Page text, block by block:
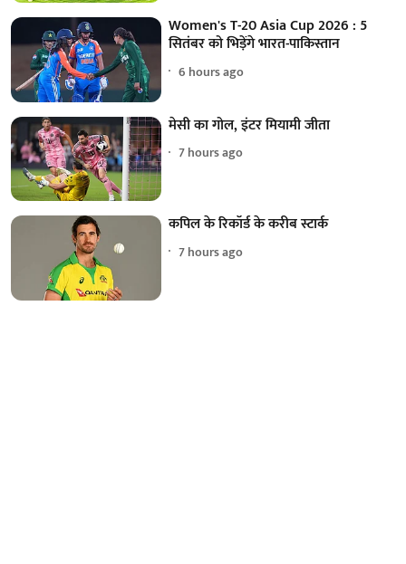
Women's T-20 Asia Cup 2026 : 5
सितंबर को भिड़ेंगे भारत-पाकिस्तान
6 hours ago
मेसी का गोल, इंटर मियामी जीता
7 hours ago
कपिल के रिकॉर्ड के करीब स्टार्क
7 hours ago